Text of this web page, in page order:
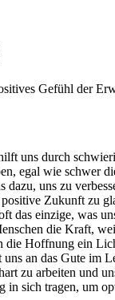
Gefühl der
uns durch
egal wie schwer
uns zu
Zukunft zu
das einzige, was
die Kraft,
die Hoffnung ein
an das Gute im
zu arbeiten und
in sich tragen, um